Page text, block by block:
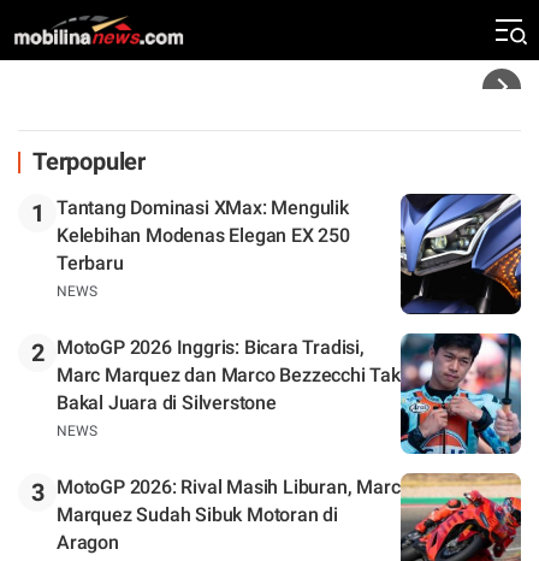
"Saya Masih Petarung"
Terpopuler
1
Tantang Dominasi XMax: Mengulik
Kelebihan Modenas Elegan EX 250
Terbaru
NEWS
2
MotoGP 2026 Inggris: Bicara Tradisi,
Marc Marquez dan Marco Bezzecchi Tak
Bakal Juara di Silverstone
NEWS
3
MotoGP 2026: Rival Masih Liburan, Marc
Marquez Sudah Sibuk Motoran di
Aragon